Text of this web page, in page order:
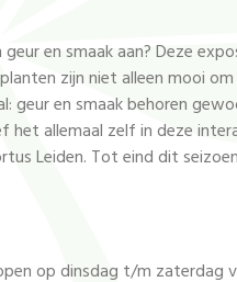
en smaak aan? Deze
zijn niet alleen mooi
geur en smaak behoren
het allemaal zelf in deze
Leiden. Tot eind dit
op dinsdag t/m zaterdag